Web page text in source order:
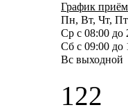
График
Пн, Вт, Чт, Пт
Ср с 08:00 до
Сб с 09:00 до
Вс выходной
122